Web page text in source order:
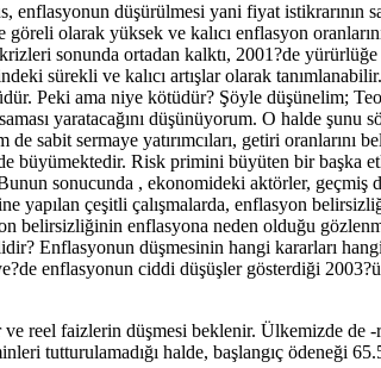
enflasyonun düşürülmesi yani fiyat
olarak yüksek ve kalıcı enflasyon
sonunda ortadan kalktı, 2001?de
sürekli ve kalıcı artışlar olarak
Peki ama niye kötüdür? Şöyle düşünelim;
yaratacağını düşünüyorum. O halde
de sabit sermaye yatırımcıları, getiri
büyümektedir. Risk primini büyüten bir
sonucunda , ekonomideki aktörler,
yapılan çeşitli çalışmalarda, enflasyon
belirsizliğinin enflasyona neden olduğu
Enflasyonun düşmesinin hangi kararları
enflasyonun ciddi düşüşler gösterdiği
reel faizlerin düşmesi beklenir. Ülkemizde
tutturulamadığı halde, başlangıç ödeneği